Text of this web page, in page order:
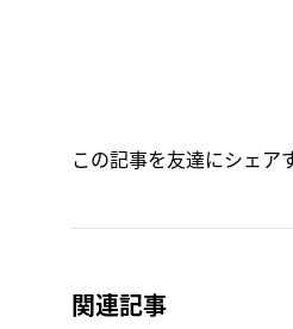
この記事を友達にシェア
関連記事